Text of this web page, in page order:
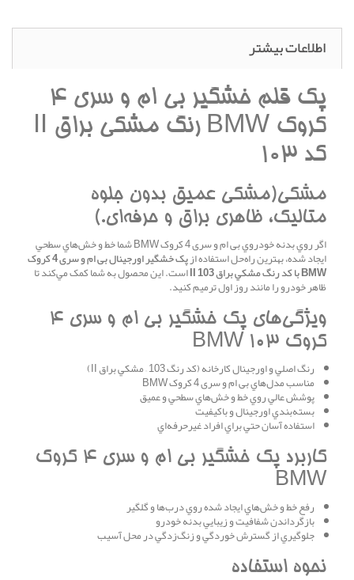
اطلاعات بیشتر
پک قلم خشگير بی ام و سری 4
کروک BMW رنگ مشکي براق II
کد 103
مشکي(مشکي عميق بدون جلوه
متاليک، ظاهري براق و حرفه‌اي.)
اگر روي بدنه خودروي بی ام و سری 4 کروک BMW شما خط و خش‌هاي سطحي
ايجاد شده، بهترين راه‌حل استفاده از پک خشگير اورجينال بی ام و سری 4 کروک
BMW با کد رنگ مشکي براق II 103 است. اين محصول به شما کمک مي‌کند تا
ظاهر خودرو را مانند روز اول ترميم کنيد.
ويژگي‌هاي پک خشگير بی ام و سری 4
کروک BMW 103
رنگ اصلي و اورجينال کارخانه (کد رنگ 103 – مشکي براق II)
مناسب مدل‌هاي بی ام و سری 4 کروک BMW
پوشش عالي روي خط و خش‌هاي سطحي و عميق
بسته‌بندي اورجينال و باکيفيت
استفاده آسان حتي براي افراد غيرحرفه‌اي
کاربرد پک خشگير بی ام و سری 4 کروک
BMW
رفع خط و خش‌هاي ايجاد شده روي درب‌ها و گلگير
بازگرداندن شفافيت و زيبايي بدنه خودرو
جلوگيري از گسترش خوردگي و زنگ‌زدگي در محل آسيب
نحوه استفاده